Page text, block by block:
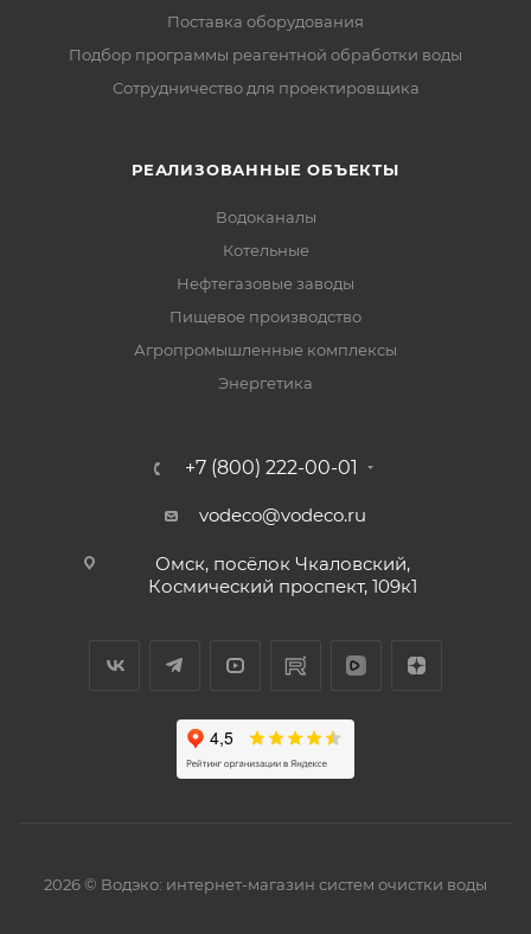
Поставка оборудования
Подбор программы реагентной обработки воды
Сотрудничество для проектировщика
РЕАЛИЗОВАННЫЕ ОБЪЕКТЫ
Водоканалы
Котельные
Нефтегазовые заводы
Пищевое производство
Агропромышленные комплексы
Энергетика
+7 (800) 222-00-01
vodeco@vodeco.ru
Омск, посёлок Чкаловский,
Космический проспект, 109к1
2026 © Водэко: интернет-магазин систем очистки воды